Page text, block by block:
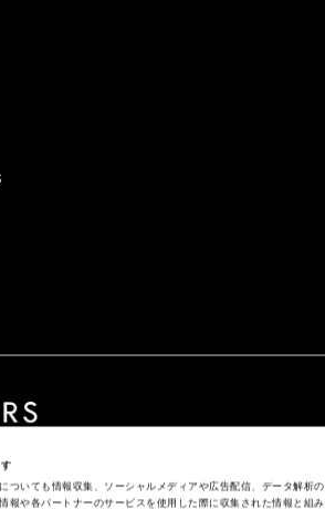
ついても情報収集、ソーシャルメディアや広告配信、データ解析
報や各パートナーのサービスを使用した際に収集された情報と組